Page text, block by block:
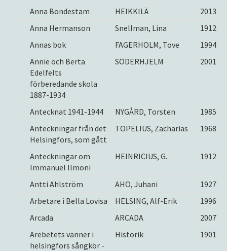
Anna Bondestam HEIKKILÄ
2013
Anna Hermanson
Snellman, Lina
1912
Annas bok
FAGERHOLM, Tove
1994
Annie och Berta
Edelfelts
förberedande skola
1887-1934
SÖDERHJELM 2001
Antecknat 1941-1944 NYGÅRD, Torsten
1985
Anteckningar från det
Helsingfors, som gått
TOPELIUS, Zacharias 1968
Anteckningar om
Immanuel Ilmoni
HEINRICIUS, G. 1912
Antti Ahlström AHO, Juhani
1927
Arbetare i Bella Lovisa
HELSING, Alf-Erik
1996
Arcada
ARCADA
2007
Arebetets vänner i
helsingfors sångkör -
Historik 1901